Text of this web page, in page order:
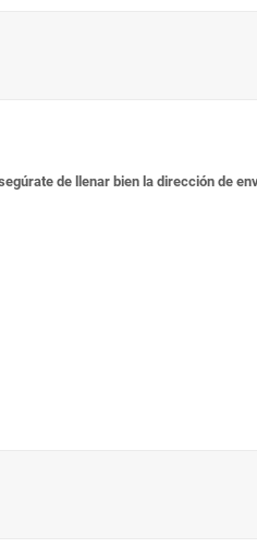
de llenar bien la dirección de